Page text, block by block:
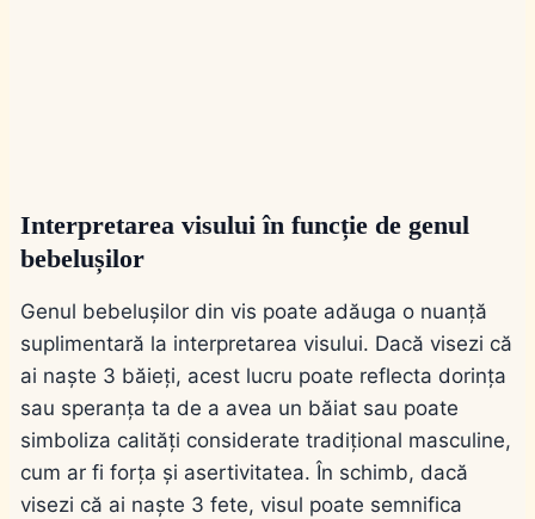
Interpretarea visului în funcție de genul
bebelușilor
Genul bebelușilor din vis poate adăuga o nuanță
suplimentară la interpretarea visului. Dacă visezi că
ai naște 3 băieți, acest lucru poate reflecta dorința
sau speranța ta de a avea un băiat sau poate
simboliza calități considerate tradițional masculine,
cum ar fi forța și asertivitatea. În schimb, dacă
visezi că ai naște 3 fete, visul poate semnifica